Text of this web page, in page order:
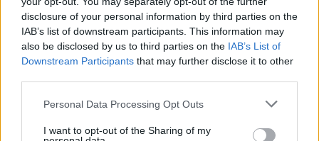
disclosure of your personal information by third parties on the
IAB’s list of downstream participants. This information may
also be disclosed by us to third parties on the IAB’s List of
Downstream Participants that may further disclose it to other
Personal Data Processing Opt Outs
I want to opt-out of the Sharing of my
e-cars.hu - 2023-01-23 3 hozzászólás
Egyelőre csak az egyik gyárában vezeti be az automatizált
minőség-ellenőrzési rendszerét a Tesla.